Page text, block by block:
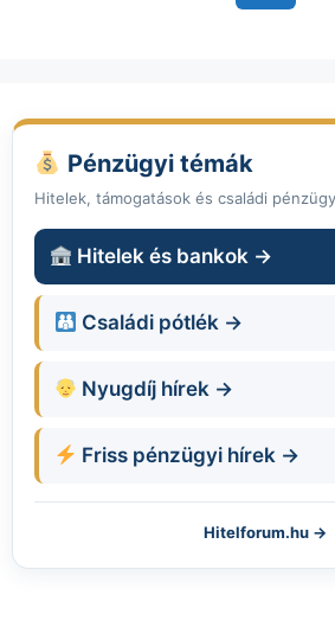
Pénzügyi témák
Hitelek, támogatások és családi
Hitelek és bankok →
Családi pótlék →
Nyugdíj hírek →
Friss pénzügyi hírek →
Hitelforum.hu →